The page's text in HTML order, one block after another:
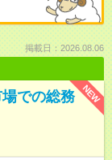
掲載日：2026.08.06
NEW
での総務